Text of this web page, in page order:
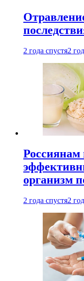
2 года спустя2
организм
2 года спустя2